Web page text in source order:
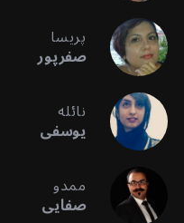
پریسا
صفرپور
نائله
یوسفی
ممدو
صفایی